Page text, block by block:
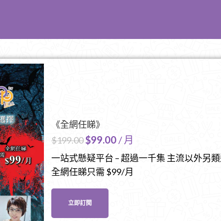
《全網任睇》
$199.00$99.00 / 月
一站式懸疑平台 – 超過一千集 主流以外另
全網任睇只需 $99/月
立即訂閱